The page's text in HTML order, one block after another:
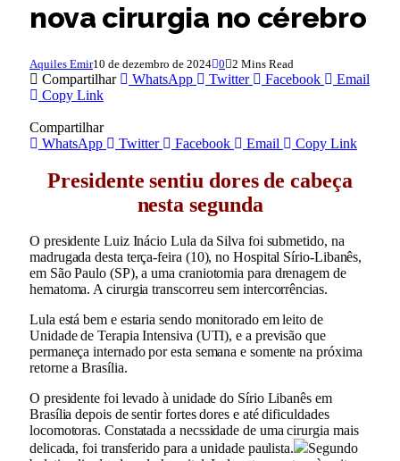
nova cirurgia no cérebro
Aquiles Emir10 de dezembro de 2024 0 2 Mins Read
Compartilhar WhatsApp Twitter Facebook
Email
Copy Link
Compartilhar
WhatsApp
Twitter Facebook Email Copy Link
Presidente sentiu dores de cabeça
nesta segunda
O presidente Luiz Inácio Lula da Silva foi submetido, na
madrugada desta terça-feira (10), no Hospital Sírio-Libanês,
em São Paulo (SP), a uma craniotomia para drenagem de
hematoma. A cirurgia transcorreu sem intercorrências.
Lula está bem e estaria sendo monitorado em leito de
Unidade de Terapia Intensiva (UTI), e a previsão que
permaneça internado por esta semana e somente na próxima
retorne a Brasília.
O presidente foi levado à unidade do Sírio Libanês em
Brasília depois de sentir fortes dores e até dificuldades
locomotoras. Constatada a necssidade de uma cirurgia mais
delicada, foi transferido para a unidade paulista.
Segundo